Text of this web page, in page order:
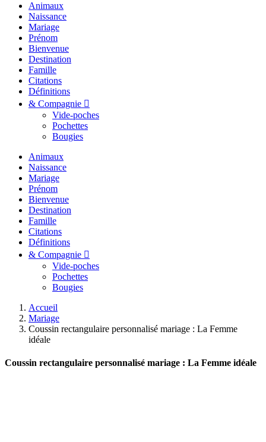
Animaux
Naissance
Mariage
Prénom
Bienvenue
Destination
Famille
Citations
Définitions
& Compagnie
Vide-poches
Pochettes
Bougies
Animaux
Naissance
Mariage
Prénom
Bienvenue
Destination
Famille
Citations
Définitions
& Compagnie
Vide-poches
Pochettes
Bougies
Accueil
Mariage
Coussin rectangulaire personnalisé mariage : La Femme
idéale
Coussin rectangulaire personnalisé mariage : La Femme idéale